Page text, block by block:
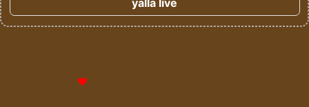
yalla live